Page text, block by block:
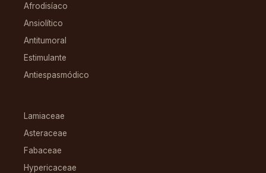
Afrodisíaco
Ansiolítico
Antitumoral
Estimulante
Antiespasmódico
Lamiaceae
Asteraceae
Fabaceae
Hypericaceae